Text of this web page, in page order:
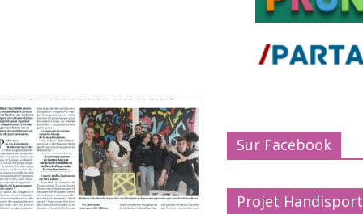
Sur Facebook
Projet Handisport